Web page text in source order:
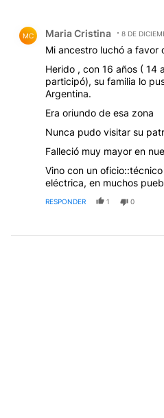
MC Maria Cristina 8 DE
Mi ancestro luchó a favor
Herido , con 16 años ( 14
participó), su familia lo
Argentina.
Era oriundo de esa zona
Nunca pudo visitar su
Falleció muy mayor en
Vino con un
eléctrica, en muchos
RESPONDER 1 0